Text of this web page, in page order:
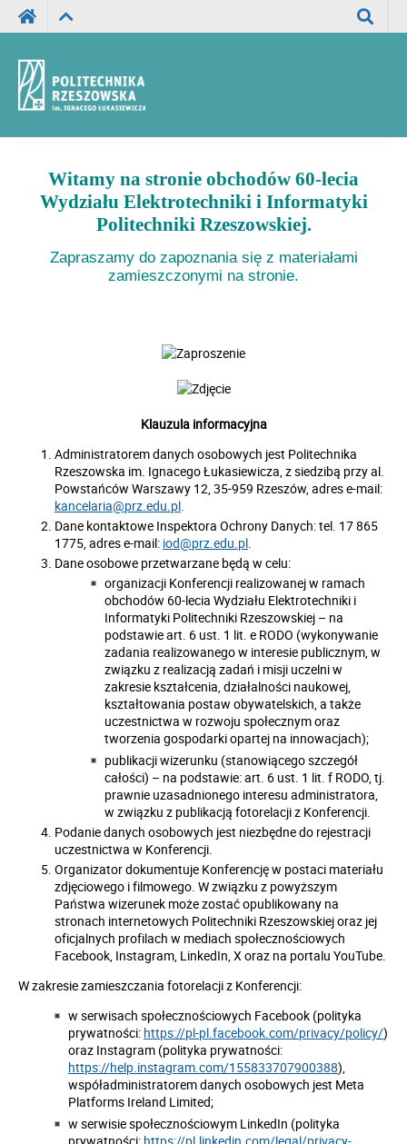
Witamy na stronie obchodów 60-lecia
Wydziału Elektrotechniki i Informatyki
Politechniki Rzeszowskiej.
Zapraszamy do zapoznania się z materiałami
zamieszczonymi na stronie.
Klauzula informacyjna
Administratorem danych osobowych jest Politechnika
Rzeszowska im. Ignacego Łukasiewicza, z siedzibą przy al.
Powstańców Warszawy 12, 35-959 Rzeszów, adres e-mail:
kancelaria@prz.edu.pl.
Dane kontaktowe Inspektora Ochrony Danych: tel. 17 865
1775, adres e-mail: iod@prz.edu.pl.
Dane osobowe przetwarzane będą w celu:
organizacji Konferencji realizowanej w ramach
obchodów 60-lecia Wydziału Elektrotechniki i
Informatyki Politechniki Rzeszowskiej – na
podstawie art. 6 ust. 1 lit. e RODO (wykonywanie
zadania realizowanego w interesie publicznym, w
związku z realizacją zadań i misji uczelni w
zakresie kształcenia, działalności naukowej,
kształtowania postaw obywatelskich, a także
uczestnictwa w rozwoju społecznym oraz
tworzenia gospodarki opartej na innowacjach);
publikacji wizerunku (stanowiącego szczegół
całości) – na podstawie: art. 6 ust. 1 lit. f RODO, tj.
prawnie uzasadnionego interesu administratora,
w związku z publikacją fotorelacji z Konferencji.
Podanie danych osobowych jest niezbędne do rejestracji
uczestnictwa w Konferencji.
Organizator dokumentuje Konferencję w postaci materiału
zdjęciowego i filmowego. W związku z powyższym
Państwa wizerunek może zostać opublikowany na
stronach internetowych Politechniki Rzeszowskiej oraz jej
oficjalnych profilach w mediach społecznościowych
Facebook, Instagram, LinkedIn, X oraz na portalu YouTube.
W zakresie zamieszczania fotorelacji z Konferencji:
w serwisach społecznościowych Facebook (polityka
prywatności: https://pl-pl.facebook.com/privacy/policy/)
oraz Instagram (polityka prywatności:
https://help.instagram.com/155833707900388),
współadministratorem danych osobowych jest Meta
Platforms Ireland Limited;
w serwisie społecznościowym LinkedIn (polityka